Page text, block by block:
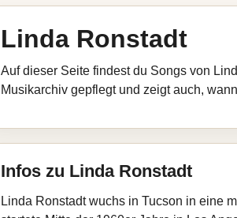
Linda Ronstadt
Auf dieser Seite findest du Songs von
Musikarchiv gepflegt und zeigt auch,
Infos zu Linda Ronstadt
Linda Ronstadt wuchs in Tucson in eine